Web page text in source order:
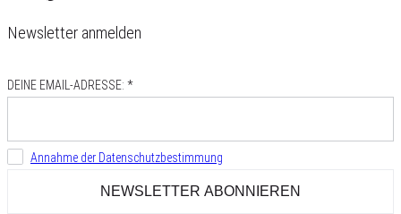
Newsletter anmelden
DEINE EMAIL-ADRESSE: *
Annahme der Datenschutzbestimmung